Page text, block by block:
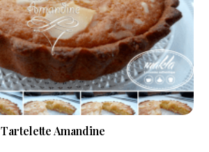
Tartelette Amandine